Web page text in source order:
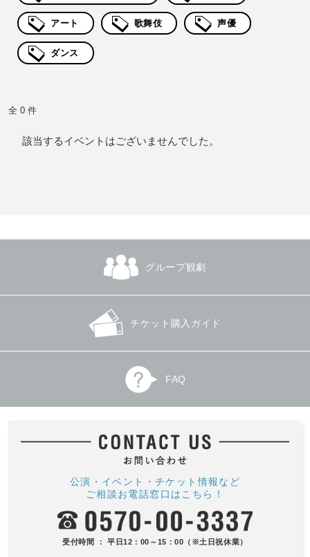
アート 歌舞伎 声優
ダンス
全 0 件
該当するイベントはございませんでした。
グループ観劇
チケット購入ガイド
FAQ
公演・イベント・チケット情報など
ご相談お電話窓口はこちら！
受付時間 ： 平日12：00～15：00（※土日祝休業）